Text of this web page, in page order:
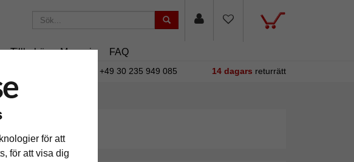
för att
för att visa dig
Tillbehör Magasin FAQ
+49 30 235 949 085 14 dagars returrätt